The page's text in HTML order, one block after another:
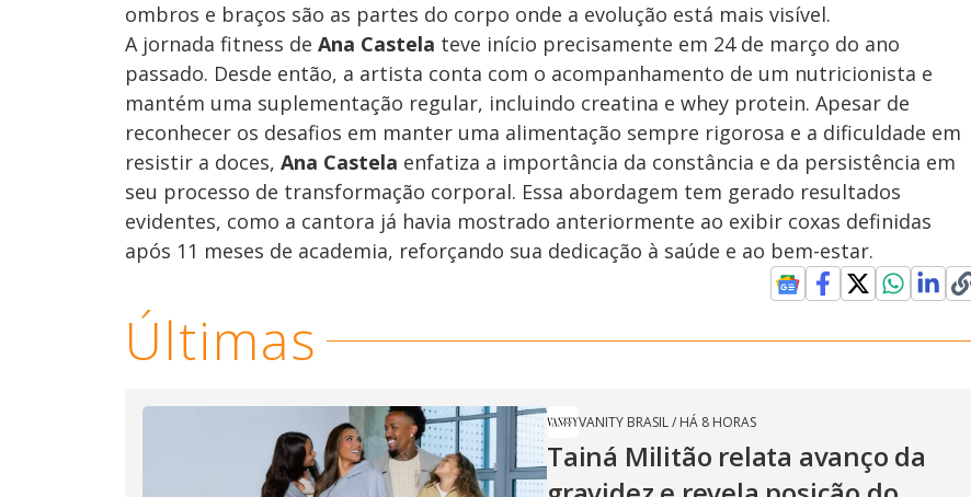
ombros e braços são as partes do corpo onde a evolução está mais visível.
A jornada fitness de Ana Castela teve início precisamente em 24 de março do ano
passado. Desde então, a artista conta com o acompanhamento de um nutricionista e
mantém uma suplementação regular, incluindo creatina e whey protein. Apesar de
reconhecer os desafios em manter uma alimentação sempre rigorosa e a dificuldade em
resistir a doces, Ana Castela enfatiza a importância da constância e da persistência em
seu processo de transformação corporal. Essa abordagem tem gerado resultados
evidentes, como a cantora já havia mostrado anteriormente ao exibir coxas definidas
após 11 meses de academia, reforçando sua dedicação à saúde e ao bem-estar.
Últimas
VANITY BRASIL/ HÁ 8 HORAS
Tainá Militão relata avanço da